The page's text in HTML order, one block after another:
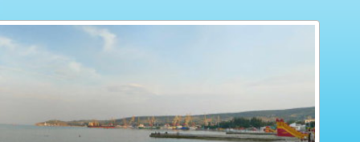
посуточно или на длительный